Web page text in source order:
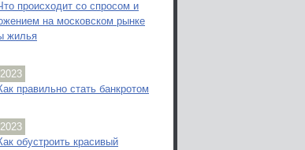
происходит со спросом и
на московском рынке
жилья
правильно стать банкротом
обустроить красивый